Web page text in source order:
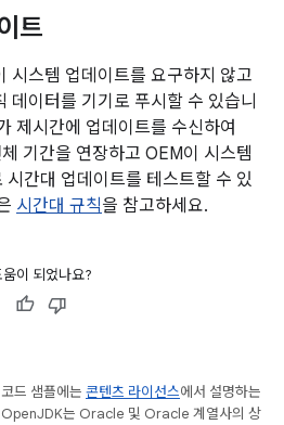
트
시스템 업데이트를 요구하지 않고
데이터를 기기로 푸시할 수 있습니
제시간에 업데이트를 수신하여
기간을 연장하고 OEM이 시스템
간대 업데이트를 테스트할 수 있
시간대 규칙을 참고하세요.
움이 되었나요?
드 샘플에는 콘텐츠 라이선스에서 설명하는
OpenJDK는 Oracle 및 Oracle 계열사의 상